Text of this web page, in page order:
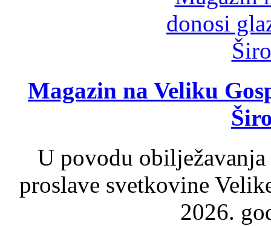
Magazin na Veliku
U povodu
proslave svetkovine
2026.